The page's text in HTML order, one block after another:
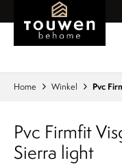
Naar hoofdinhoud
Home Winkel Pvc
Pvc Firmfit
Sierra light